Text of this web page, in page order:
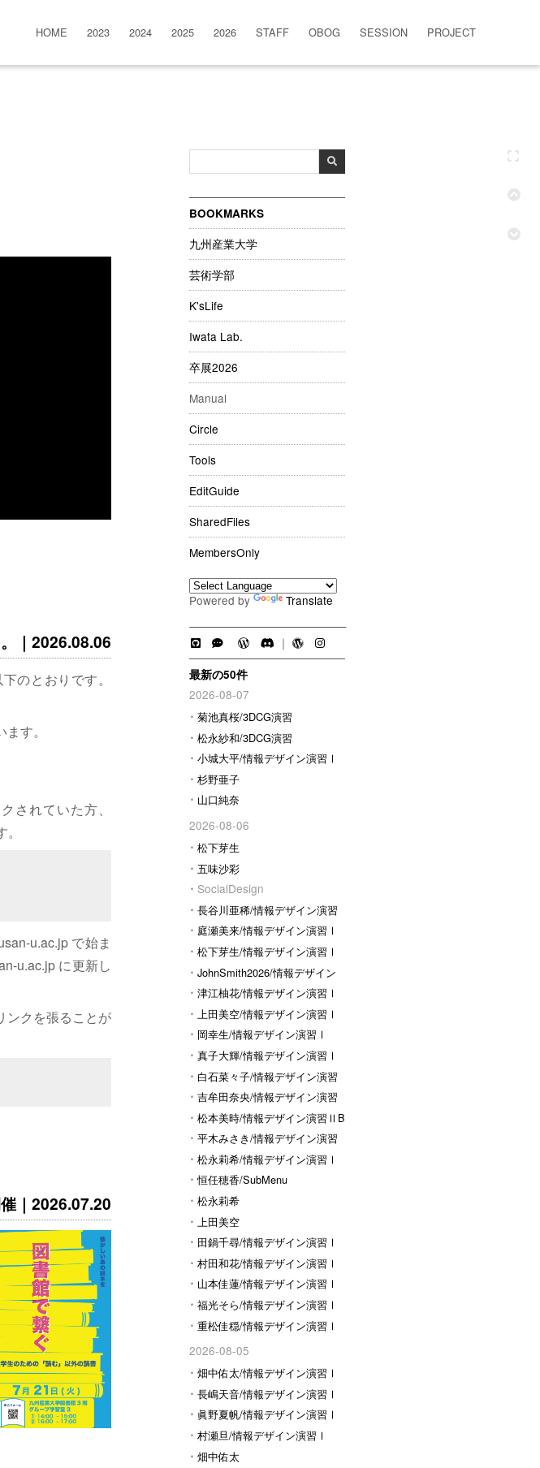
HOME 2023 2024 2025 2026 STAFF OBOG SESSION PROJECT
BOOKMARKS
九州産業大学
芸術学部
K'sLife
Iwata Lab.
卒展2026
Manual
Circle
Tools
EditGuide
SharedFiles
MembersOnly
Powered by Translate
｜
最新の50件
2026-08-07
菊池真桜/3DCG演習
松永紗和/3DCG演習
小城大平/情報デザイン演習Ⅰ
杉野亜子
山口純奈
2026-08-06
松下芽生
五味沙彩
SocialDesign
長谷川亜稀/情報デザイン演習
Ⅰ 庭瀬美来/情報デザイン演習Ⅰ
松下芽生/情報デザイン演習Ⅰ
JohnSmith2026/情報デザイン
演習I
津江柚花/情報デザイン演習Ⅰ
上田美空/情報デザイン演習Ⅰ
岡幸生/情報デザイン演習Ⅰ
真子大輝/情報デザイン演習Ⅰ
白石菜々子/情報デザイン演習
Ⅰ 吉牟田奈央/情報デザイン演習
Ⅰ 松本美時/情報デザイン演習ⅡB
平木みさき/情報デザイン演習
Ⅰ 松永莉希/情報デザイン演習Ⅰ
恒任穂香/SubMenu
松永莉希
上田美空
田鍋千尋/情報デザイン演習Ⅰ
村田和花/情報デザイン演習Ⅰ
山本佳蓮/情報デザイン演習Ⅰ
福光そら/情報デザイン演習Ⅰ
重松佳穏/情報デザイン演習Ⅰ
2026-08-05
畑中佑太/情報デザイン演習Ⅰ
長嶋天音/情報デザイン演習Ⅰ
眞野夏帆/情報デザイン演習Ⅰ
村瀬旦/情報デザイン演習Ⅰ
畑中佑太
｜2026.08.06
のとおりです。
す。
されていた方、
u.ac.jp で始ま
u.ac.jp に更新し
ンクを張ることが
｜2026.07.20